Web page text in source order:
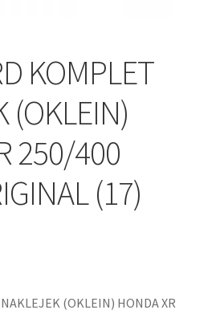
KOMPLET
(OKLEIN)
250/400
(17)
(OKLEIN) HONDA XR